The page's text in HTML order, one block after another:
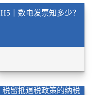
H5｜数电发票知多少？
税留抵退税政策的纳税